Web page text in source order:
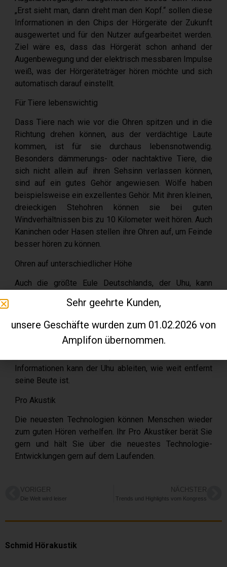
„Erst sieht man, dann dreht man den Kopf.“ sollen diese
Informationen in den Chips der Hörgeräte der Zukunft
ausgewertet und für den Nutzer aufgearbeitet werden.
Ziel wäre es, dass das Hörgerät schon anhand der
Augenbewegung und der elektrisch messbaren Impulse
weiß, was der Hörgeräteträger hören möchte und sich
automatisch darauf einstellt.
Für Tiere lebenswichtig
Dass Tiere nach wie vor die Ohren spitzen und in die
Richtung drehen können, aus der verdächtige Laute
kommen, ist für sie durchaus lebensnotwendig.
Besonders dämmerungs- oder nachtaktive Tiere, die
sich nicht allein auf ihren Sehsinn verlassen können,
sind auf ein gutes Gehör angewiesen. Wölfe haben
beispielsweise ein exzellentes Gehör. Mit ihren kleinen,
dreieckigen Stehohren können sie bei guten
Windverhältnissen bis zu 10 Kilometer weit hören. Auch
Kaninchen oder Hasen stellen ihre Ohren auf, um Feinde
besser hören zu können.
Ohren auf unterschiedlicher Höhe
Auch die größte Eule Deutschlands, der Uhu, kann
Greifvogel beginnt in der Dämmerung mit seiner Jagd.
Dabei helfen ihm auch seine kaum sichtbaren Ohren, bei
Schallwellen erreichen die beiden Öffnungen zu
Informationen kann der Uhu ableiten, wie weit entfernt
seine Beute ist.
Pro Akustik
Die neuesten Technologien können Menschen wieder
zum guten Hören verhelfen. Ihr Pro Akustiker berät Sie
gern und hält Sie über die neuestes Technologie-
Entwicklungen gern auf dem Laufenden.
VORIGER
Die Welt wird leiser
NÄCHSTER
Trends und Highlights vom Kongress
Schmid Hörakustik
Sehr geehrte Kunden,
unsere Geschäfte wurden zum 01.02.2026 von
Amplifon übernommen.